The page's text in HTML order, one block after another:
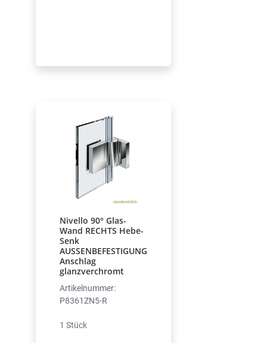
Nivello 90° Glas-
Wand RECHTS Hebe-
Senk
AUSSENBEFESTIGUNG
Anschlag
glanzverchromt
Artikelnummer:
P8361ZN5-R
1 Stück